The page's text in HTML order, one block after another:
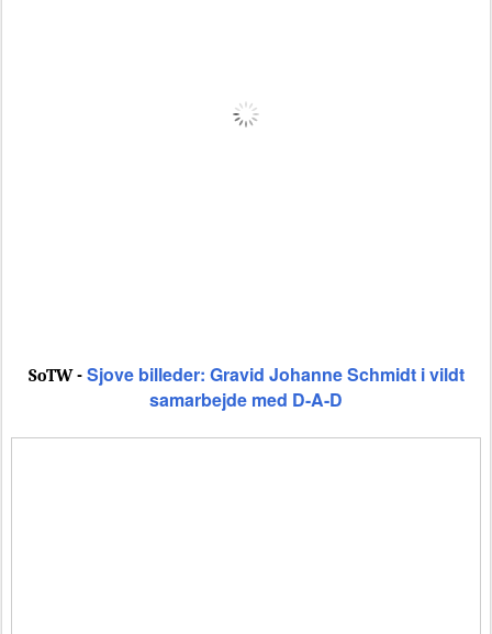
SoTW - Sjove billeder: Gravid Johanne Schmidt i vildt
samarbejde med D-A-D